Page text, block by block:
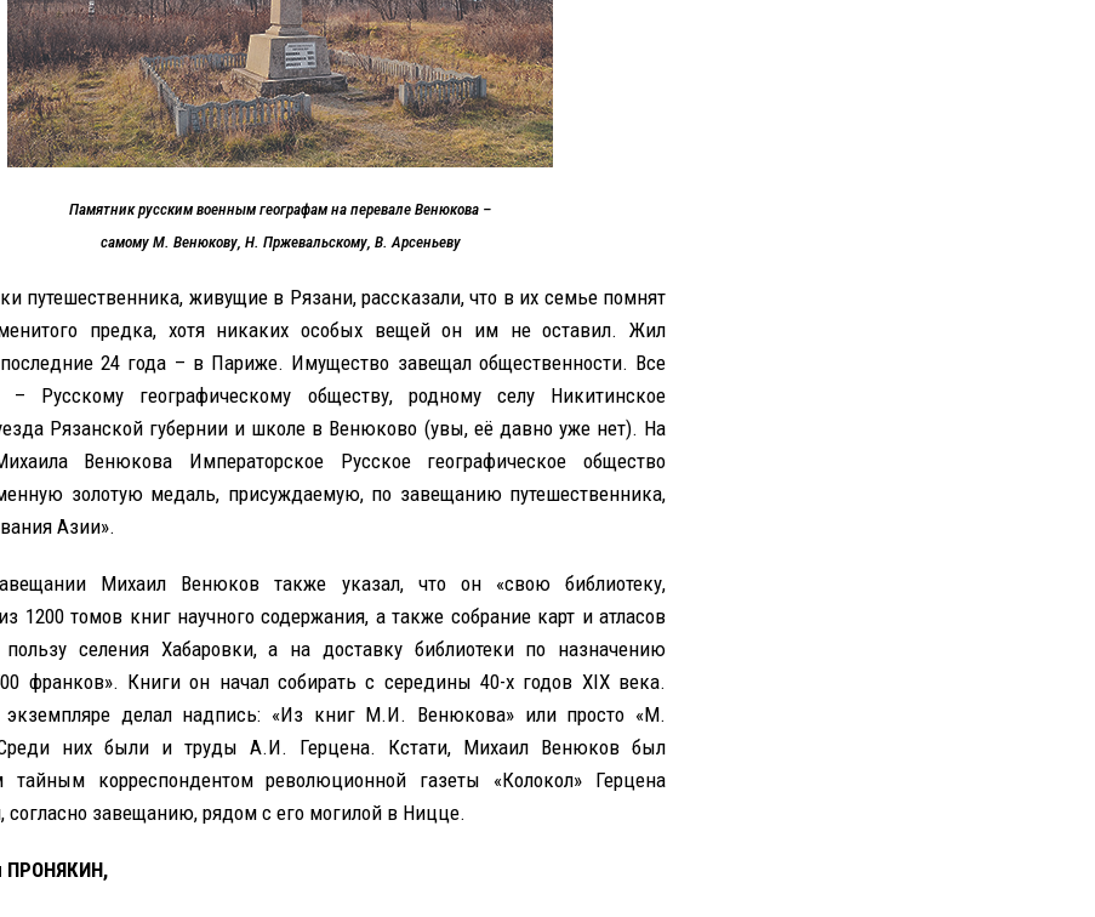
Памятник русским военным географам на перевале Венюкова –
самому М. Венюкову, Н. Пржевальскому, В. Арсеньеву
путешественника, живущие в Рязани, рассказали, что в их семье помнят
предка, хотя никаких особых вещей он им не оставил. Жил
24 года – в Париже. Имущество завещал общественности. Все
– Русскому географическому обществу, родному селу Никитинское
Рязанской губернии и школе в Венюково (увы, её давно уже нет). На
Венюкова Императорское Русское географическое общество
золотую медаль, присуждаемую, по завещанию путешественника,
Азии».
Михаил Венюков также указал, что он «свою библиотеку,
1200 томов книг научного содержания, а также собрание карт и атласов
пользу селения Хабаровки, а на доставку библиотеки по назначению
франков». Книги он начал собирать с середины 40-х годов XIX века.
делал надпись: «Из книг M.И. Венюкова» или просто «M.
них были и труды А.И. Герцена. Кстати, Михаил Венюков был
тайным корреспондентом революционной газеты «Колокол» Герцена
согласно завещанию, рядом с его могилой в Ницце.
ПРОНЯКИН,